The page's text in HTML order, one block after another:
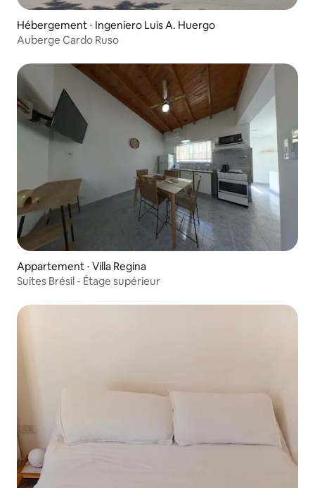
Hébergement ⋅ Ingeniero Luis A. Huergo
Auberge Cardo Ruso
Appartement ⋅ Villa Regina
Suites Brésil - Étage supérieur